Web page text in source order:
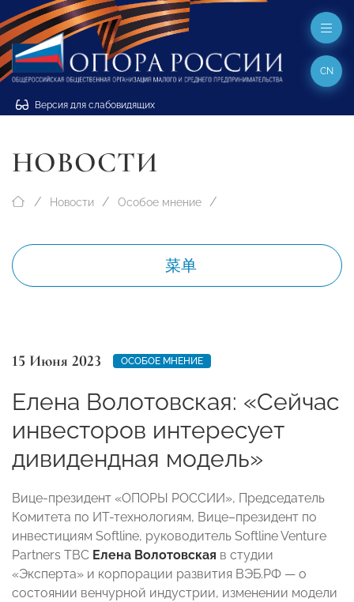
Версия для слабовидящих
CN
НОВОСТИ
Новости Особое мнение
菜单
15 Июня 2023 ОСОБОЕ МНЕНИЕ
Елена Волотовская: «Сейчас
инвесторов интересует
дивидендная модель»
Вице-президент «ОПОРЫ РОССИИ», Председатель
Комитета по ИТ-технологиям, Вице–президент по
инвестициям Softline, руководитель Softline Venture
Partners TBC Елена Волотовская в студии
«Эксперта» и корпорации развития ВЭБ.РФ — о
состоянии венчурной индустрии, изменении модели